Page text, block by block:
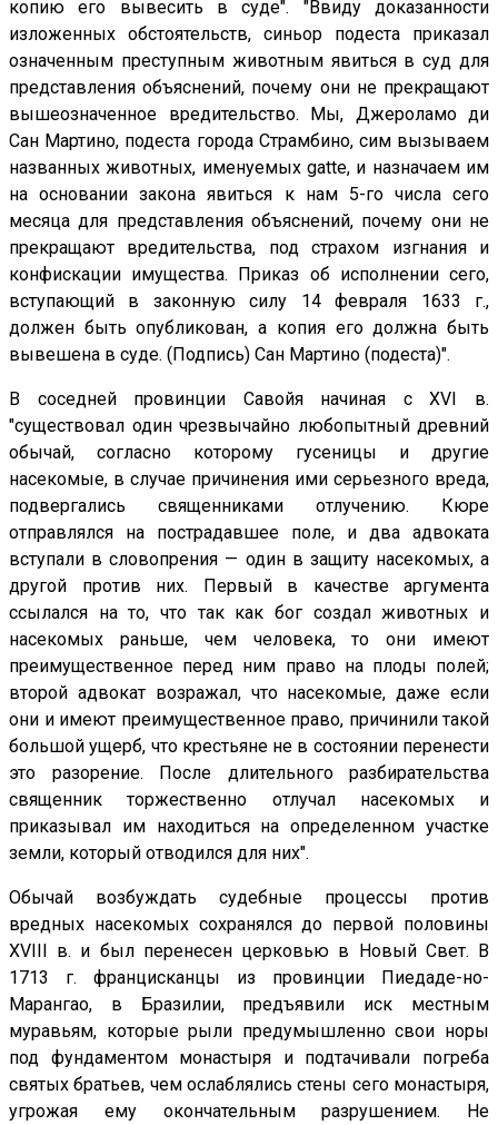
копию его вывесить в суде". "Ввиду доказанности
изложенных обстоятельств, синьор подеста приказал
означенным преступным животным явиться в суд для
представления объяснений, почему они не прекращают
вышеозначенное вредительство. Мы, Джероламо ди
Сан Мартино, подеста города Страмбино, сим вызываем
названных животных, именуемых gatte, и назначаем им
на основании закона явиться к нам 5-го числа сего
месяца для представления объяснений, почему они не
прекращают вредительства, под страхом изгнания и
конфискации имущества. Приказ об исполнении сего,
вступающий в законную силу 14 февраля 1633 г.,
должен быть опубликован, а копия его должна быть
вывешена в суде. (Подпись) Сан Мартино (подеста)".
В соседней провинции Савойя начиная с XVI в.
"существовал один чрезвычайно любопытный древний
обычай, согласно которому гусеницы и другие
насекомые, в случае причинения ими серьезного вреда,
подвергались священниками отлучению. Кюре
отправлялся на пострадавшее поле, и два адвоката
вступали в словопрения — один в защиту насекомых, а
другой против них. Первый в качестве аргумента
ссылался на то, что так как бог создал животных и
насекомых раньше, чем человека, то они имеют
преимущественное перед ним право на плоды полей;
второй адвокат возражал, что насекомые, даже если
они и имеют преимущественное право, причинили такой
большой ущерб, что крестьяне не в состоянии перенести
это разорение. После длительного разбирательства
священник торжественно отлучал насекомых и
приказывал им находиться на определенном участке
земли, который отводился для них".
Обычай возбуждать судебные процессы против
вредных насекомых сохранялся до первой половины
XVIII в. и был перенесен церковью в Новый Свет. В
1713 г. францисканцы из провинции Пиедаде-но-
Марангао, в Бразилии, предъявили иск местным
муравьям, которые рыли предумышленно свои норы
под фундаментом монастыря и подтачивали погреба
святых братьев, чем ослаблялись стены сего монастыря,
угрожая ему окончательным разрушением. Не